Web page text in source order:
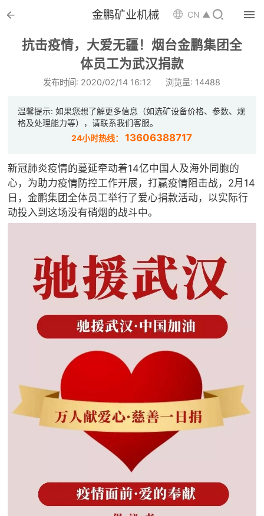
 金鹏矿业机械 CN ▲ 
抗击疫情，大爱无疆！烟台金鹏集团全
体员工为武汉捐款
发布时间: 2020/02/14 16:12 浏览量: 14488
温馨提示: 如果您想了解更多信息（如选矿设备价格、参数、规
格及处理能力等），请联系我们客服。
24小时热线：13606388717
新冠肺炎疫情的蔓延牵动着14亿中国人及海外同胞的
心，为助力疫情防控工作开展，打赢疫情阻击战，2月14
日，金鹏集团全体员工举行了爱心捐款活动，以实际行
动投入到这场没有硝烟的战斗中。
 首页


 解决方案
 案例中心
 服务体系
 矿山设计院
 选矿实验室
 关于金鹏
企业文化
专家团队
 联系我们